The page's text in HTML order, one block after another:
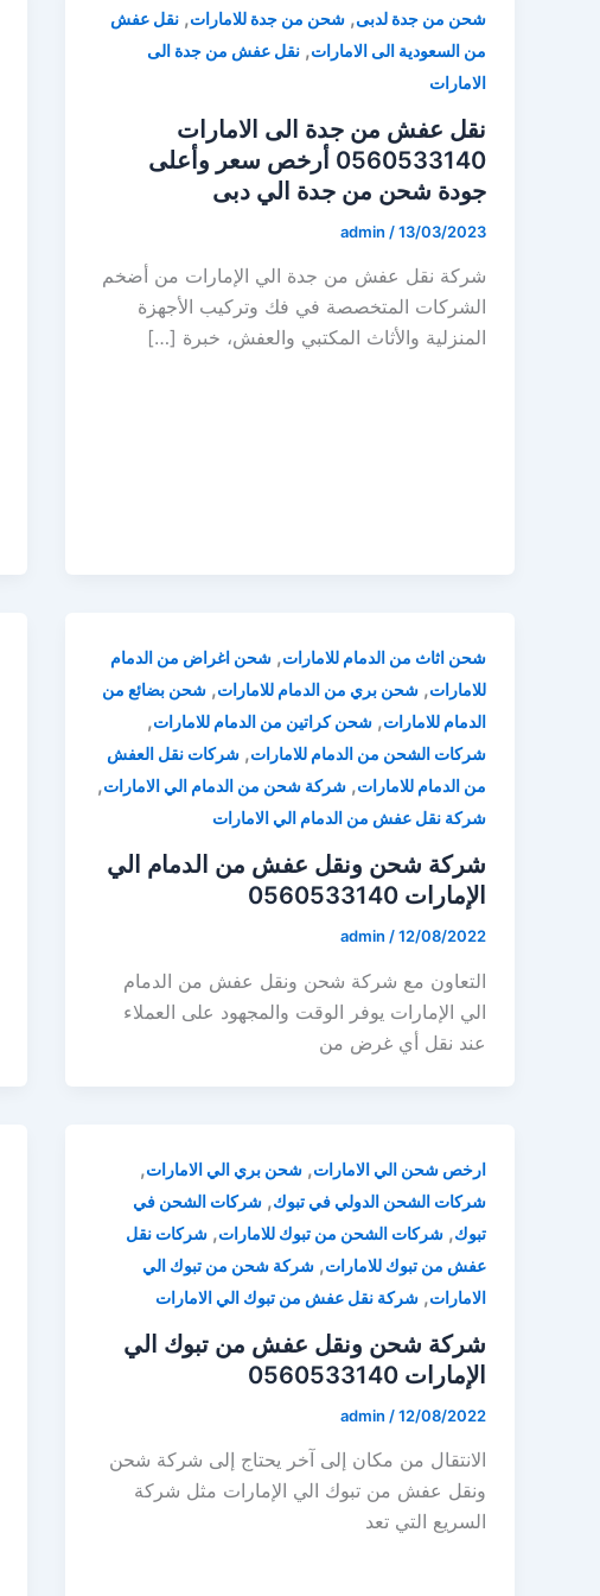
شحن من جدة لدبى, شحن من جدة للامارات, نقل عفش
من السعودية الى الامارات, نقل عفش من جدة الى
الامارات
نقل عفش من جدة الى الامارات
0560533140 أرخص سعر وأعلى
جودة شحن من جدة الي دبى
admin /13/03/2023
شركة نقل عفش من جدة الي الإمارات من أضخم
الشركات المتخصصة في فك وتركيب الأجهزة
المنزلية والأثاث المكتبي والعفش، خبرة […]
شحن اثاث من الدمام للامارات, شحن اغراض من الدمام
للامارات, شحن بري من الدمام للامارات, شحن بضائع من
الدمام للامارات, شحن كراتين من الدمام للامارات,
شركات الشحن من الدمام للامارات, شركات نقل العفش
من الدمام للامارات, شركة شحن من الدمام الي الامارات,
شركة نقل عفش من الدمام الي الامارات
شركة شحن ونقل عفش من الدمام الي
الإمارات 0560533140
admin /12/08/2022
التعاون مع شركة شحن ونقل عفش من الدمام
الي الإمارات يوفر الوقت والمجهود على العملاء
عند نقل أي غرض من
ارخص شحن الي الامارات, شحن بري الي الامارات,
شركات الشحن الدولي في تبوك, شركات الشحن في
تبوك, شركات الشحن من تبوك للامارات, شركات نقل
عفش من تبوك للامارات, شركة شحن من تبوك الي
الامارات, شركة نقل عفش من تبوك الي الامارات
شركة شحن ونقل عفش من تبوك الي
الإمارات 0560533140
admin /12/08/2022
الانتقال من مكان إلى آخر يحتاج إلى شركة شحن
ونقل عفش من تبوك الي الإمارات مثل شركة
السريع التي تعد